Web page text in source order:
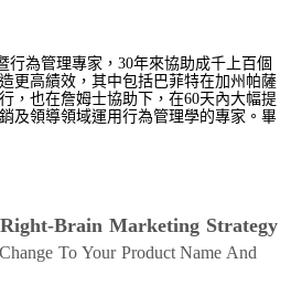
行為管理專家，30年來協助成千上百個
更高績效，其中包括巴菲特在加州帕薩
，也在詹姆士協助下，在60天內大幅提
及領導領域運用行為管理學的專家。畢
Brain Marketing Strategy
To Your Product Name And